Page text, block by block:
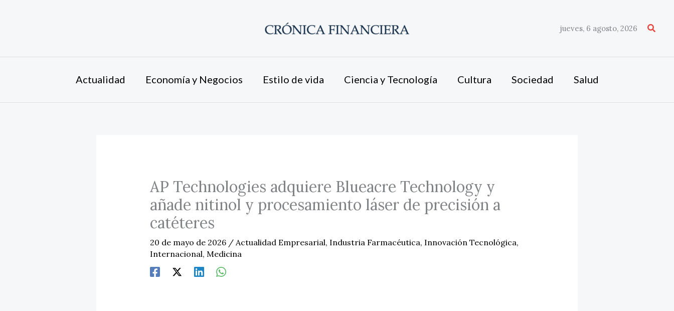
jueves, 6 agosto, 2026
Actualidad Economía y Negocios Estilo de vida Ciencia y Tecnología Cultura Sociedad Salud
AP Technologies adquiere Blueacre Technology y
añade nitinol y procesamiento láser de precisión a
catéteres
20 de mayo de 2026 / Actualidad Empresarial, Industria Farmacéutica, Innovación Tecnológica,
Internacional, Medicina